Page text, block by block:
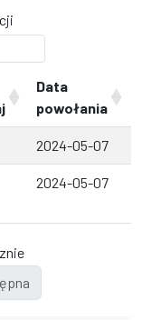
Data
powołania
2024-05-07
2024-05-07